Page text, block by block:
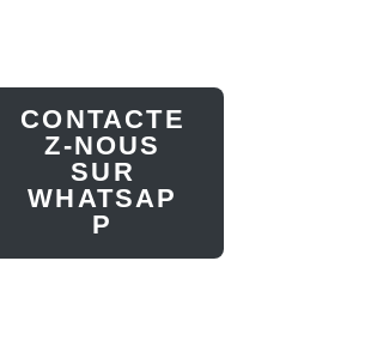
CONTACTE
Z-NOUS
SUR
WHATSAP
P